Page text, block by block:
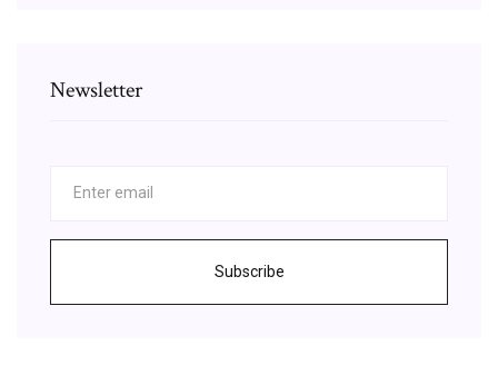
Newsletter
Subscribe